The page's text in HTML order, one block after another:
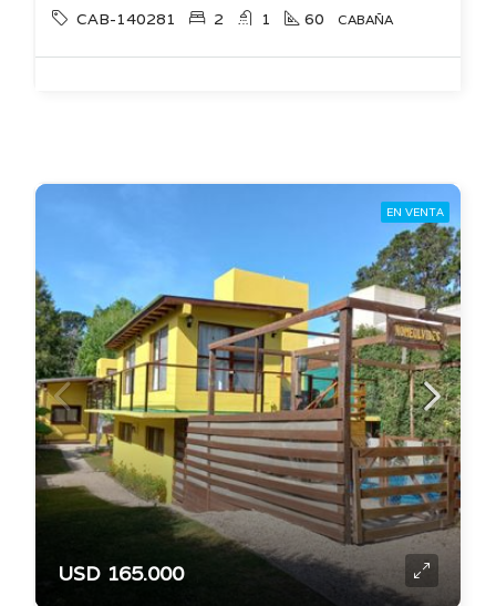
CAB-140281 2 1 60 CABAÑA
EN VENTA
USD 165.000